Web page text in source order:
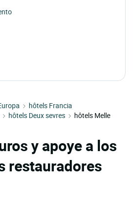
hôtels Francia
hôtels Deux sevres hôtels Melle
y apoye a los
restauradores